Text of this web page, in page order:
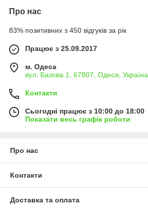
Про нас
83% позитивних з 450 відгуків за рік
Працює з 25.09.2017
м. Одеса
вул. Базова 1, 67807, Одеса, Україна
Контакти
Сьогодні працює з 10:00 до 18:00
Показати весь графік роботи
Про нас
Контакти
Доставка та оплата